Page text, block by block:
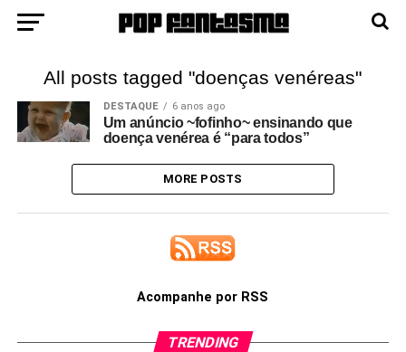
All posts tagged "doenças venéreas"
DESTAQUE 6 anos ago
Um anúncio ~fofinho~ ensinando que
doença venérea é “para todos”
MORE POSTS
Acompanhe por RSS
TRENDING